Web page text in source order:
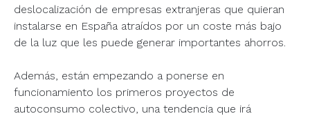
deslocalización de empresas extranjeras que quieran
instalarse en España atraídos por un coste más bajo
de la luz que les puede generar importantes ahorros.
Además, están empezando a ponerse en
funcionamiento los primeros proyectos de
autoconsumo colectivo, una tendencia que irá